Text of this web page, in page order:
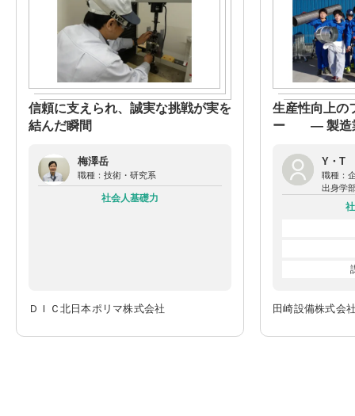
信頼に支えられ、誠実な挑戦が実を
結んだ瞬間
梅澤岳
職種： 技術・研究系
社会人基礎力
ＤＩＣ北日本ポリマ株式会社
生産性向上の
ー ― 製造業
Y・T
職種：
出身学
田崎設備株式会